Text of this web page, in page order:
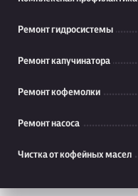
Ремонт гидросистемы
Ремонт капучинатора
Ремонт кофемолки
Ремонт насоса
Чистка от кофейных масел